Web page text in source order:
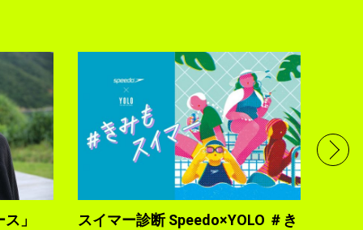
」
スイマー診断 Speedo×YOLO ＃き
で完
トレ